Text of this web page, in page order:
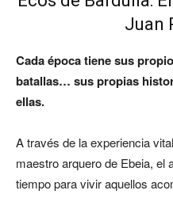
Juan
Cada época tiene sus
batallas… sus propias
ellas.
A través de la experiencia
maestro arquero de Ebeia, el
tiempo para vivir aquellos